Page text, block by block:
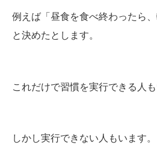
例えば「昼食を食べ終わったら
と決めたとします。
これだけで習慣を実行できる人も
しかし実行できない人もいます。